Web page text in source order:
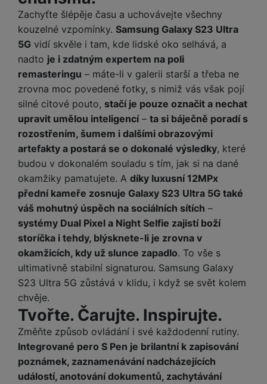
e
r
n
í
a
p
o
a
č
o
v
é
ž
i
e
r
ní
m
y
ši
č
e
D
á
k
y
p
r
o
t
l
e
v
i
z
e
R
á
e
č
y
p
r
d
r
á
v
é
p
o
w
e
r
a
n
k
y
o
w
e
b
a
k
y
p
ě
o
v
é
k
a
r
M
ic
r
o
S
D
H
M
ic
S
D
X
C
S
t
y
s
y
M
ul
di
a
J
e
d
Zachyťte šlépěje času a uchovávejte všechny
kouzelné vzpomínky. Samsung Galaxy S23 Ultra
5G vidí skvěle i tam, kde lidské oko selhává, a
nadto je i zdatným expertem na poli
remasteringu – máte-li v galerii starší a třeba ne
zrovna moc povedené fotky, s nimiž vás však pojí
silné citové pouto, stačí je pouze označit a nechat
upravit umělou inteligencí– ta si báječně poradí s
rozostřením, šumem i dalšími obrazovými
artefakty a postará se o dokonalé výsledky, které
budou v dokonalém souladu s tím, jak si na dané
okamžiky pamatujete. A díky luxusní 12MPx
přední kameře zosnuje Galaxy S23 Ultra 5G také
váš mohutný úspěch na sociálních sítích –
systémy Dual Pixel a Night Selfie zajistí boží
storíčka i tehdy, blýsknete-li je zrovna v
okamžicích, kdy už slunce zapadlo. To vše s
ultimativně stabilní signaturou. Samsung Galaxy
S23 Ultra 5G zůstává v klidu, i když se svět kolem
chvěje.
Tvořte. Čarujte. Inspirujte.
Změňte způsob ovládání i své každodenní rutiny.
Integrované pero S Pen je brilantní k zapisování
poznámek, zaznamenávání nadcházejících
událostí, anotování dokumentů, zachytávání